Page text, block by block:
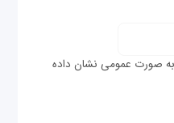
صورت عمومی نشان داده